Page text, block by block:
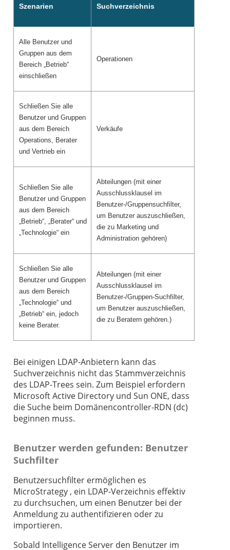
Szenarien Suchverzeichnis
Alle Benutzer und
Gruppen aus dem
Bereich „Betrieb“
einschließen
Operationen
Schließen Sie alle
Benutzer und Gruppen
aus dem Bereich
Operations, Berater
und Vertrieb ein
Verkäufe
Schließen Sie alle
Benutzer und Gruppen
aus dem Bereich
„Betrieb“, „Berater“ und
„Technologie“ ein
Abteilungen (mit einer
Ausschlussklausel im
Benutzer-/Gruppensuchfilter,
um Benutzer auszuschließen,
die zu Marketing und
Administration gehören)
Schließen Sie alle
Benutzer und Gruppen
aus dem Bereich
„Technologie“ und
„Betrieb“ ein, jedoch
keine Berater.
Abteilungen (mit einer
Ausschlussklausel im
Benutzer-/Gruppen-Suchfilter,
um Benutzer auszuschließen,
die zu Beratern gehören.)
Bei einigen LDAP-Anbietern kann das
Suchverzeichnis nicht das Stammverzeichnis
des LDAP-Trees sein. Zum Beispiel erfordern
Microsoft Active Directory und Sun ONE, dass
die Suche beim Domänencontroller-RDN (dc)
beginnen muss.
Benutzer werden gefunden: Benutzer
Suchfilter
Benutzersuchfilter ermöglichen es
MicroStrategy , ein LDAP-Verzeichnis effektiv
zu durchsuchen, um einen Benutzer bei der
Anmeldung zu authentifizieren oder zu
importieren.
Sobald Intelligence Server den Benutzer im